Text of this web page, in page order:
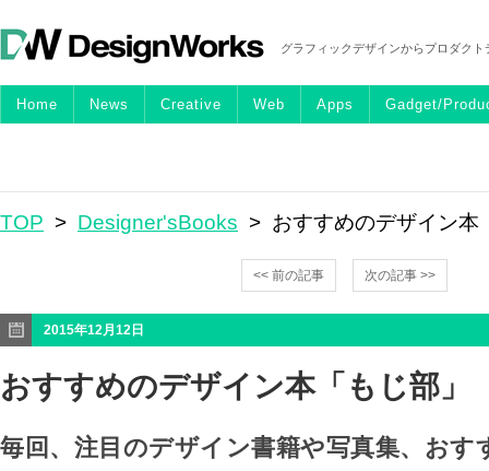
グラフィックデザインからプロダク
Home News Creative Web Apps Gadget/
TOP > Designer'sBooks > おすすめのデザイン本
<< 前の記事 次の記事 >>
2015年12月12日
おすすめのデザイン本「もじ部」
毎回、注目のデザイン書籍や写真集、おす